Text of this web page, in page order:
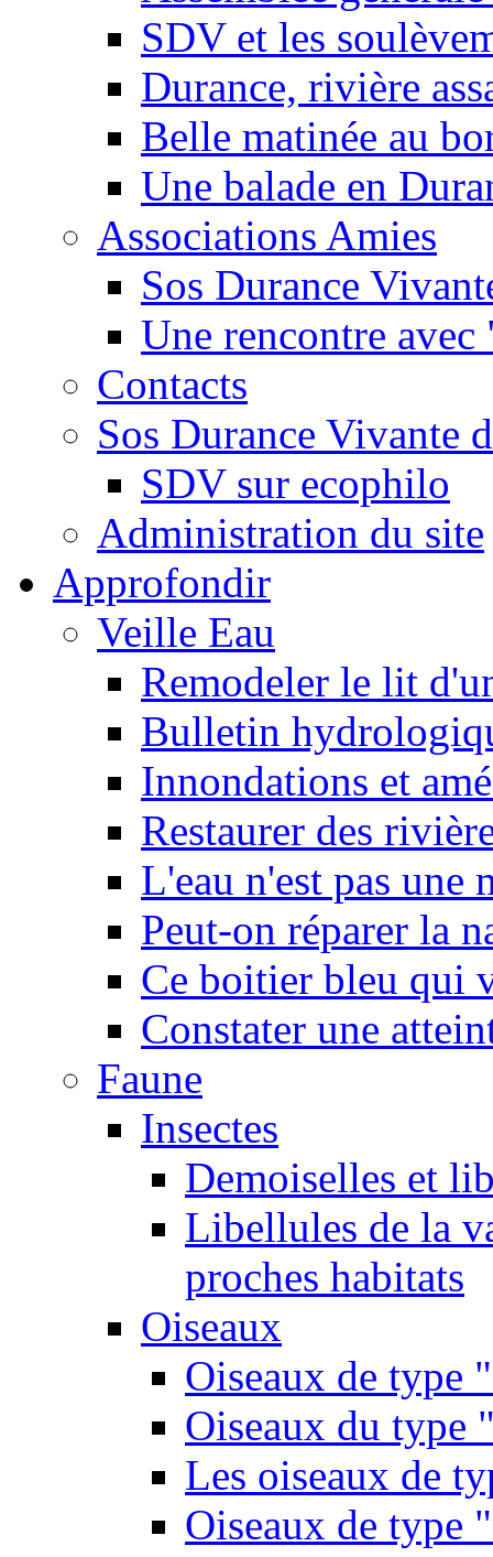
SDV et les
Durance, rivière
Belle matinée au
Une balade en
Associations Amies
Sos Durance
Une rencontre
Contacts
Sos Durance Vivante
SDV sur ecophilo
Administration du site
Approfondir
Veille Eau
Remodeler le lit
Bulletin
Innondations et
Restaurer des
L'eau n'est pas une
Peut-on réparer la
Ce boitier bleu qui
Constater une
Faune
Insectes
Demoiselles et
Libellules de la
proches habitats
Oiseaux
Oiseaux de type
Oiseaux du type
Les oiseaux de
Oiseaux de type